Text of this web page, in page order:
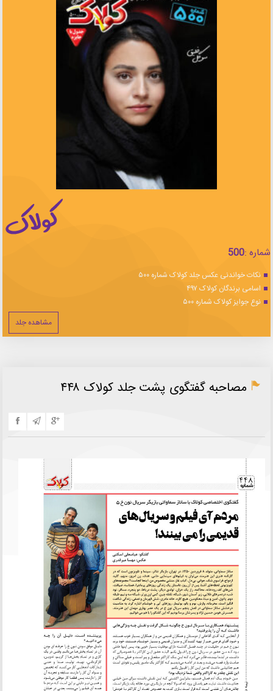
شماره :500
نکات خواندنی عکس جلد کولاک شماره ۵۰۰
اسامی برندگان کولاک ۴۹۷
نوع جوایز کولاک شماره ۵۰۰
مشاهده جلد
مصاحبه گفتگوی پشت جلد کولاک ۴۴۸